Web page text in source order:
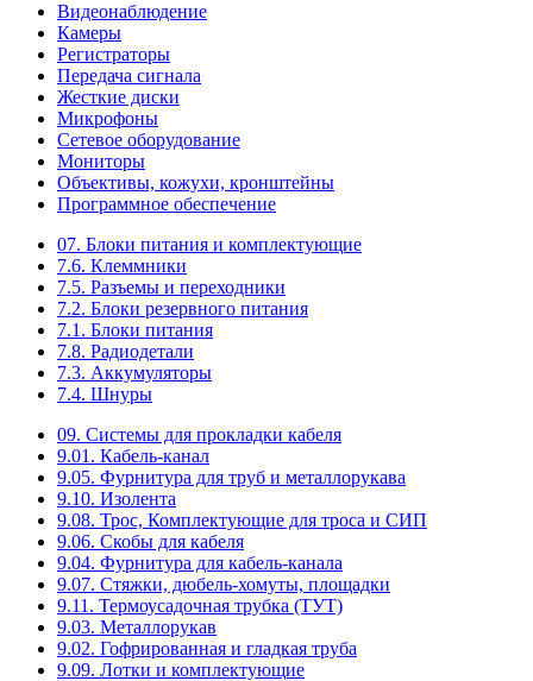
Видеонаблюдение
Камеры
Регистраторы
Передача сигнала
Жесткие диски
Микрофоны
Сетевое оборудование
Мониторы
Объективы, кожухи, кронштейны
Программное обеспечение
07. Блоки питания и комплектующие
7.6. Клеммники
7.5. Разъемы и переходники
7.2. Блоки резервного питания
7.1. Блоки питания
7.8. Радиодетали
7.3. Аккумуляторы
7.4. Шнуры
09. Системы для прокладки кабеля
9.01. Кабель-канал
9.05. Фурнитура для труб и металлорукава
9.10. Изолента
9.08. Трос, Комплектующие для троса и СИП
9.06. Скобы для кабеля
9.04. Фурнитура для кабель-канала
9.07. Стяжки, дюбель-хомуты, площадки
9.11. Термоусадочная трубка (ТУТ)
9.03. Металлорукав
9.02. Гофрированная и гладкая труба
9.09. Лотки и комплектующие